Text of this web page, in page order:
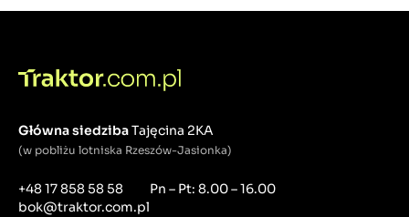
Główna siedzibaTajęcina 2KA
(w pobliżu lotniska Rzeszów-Jasionka)
+48 17 858 58 58
bok@traktor.com.pl
Pn – Pt: 8.00 – 16.00